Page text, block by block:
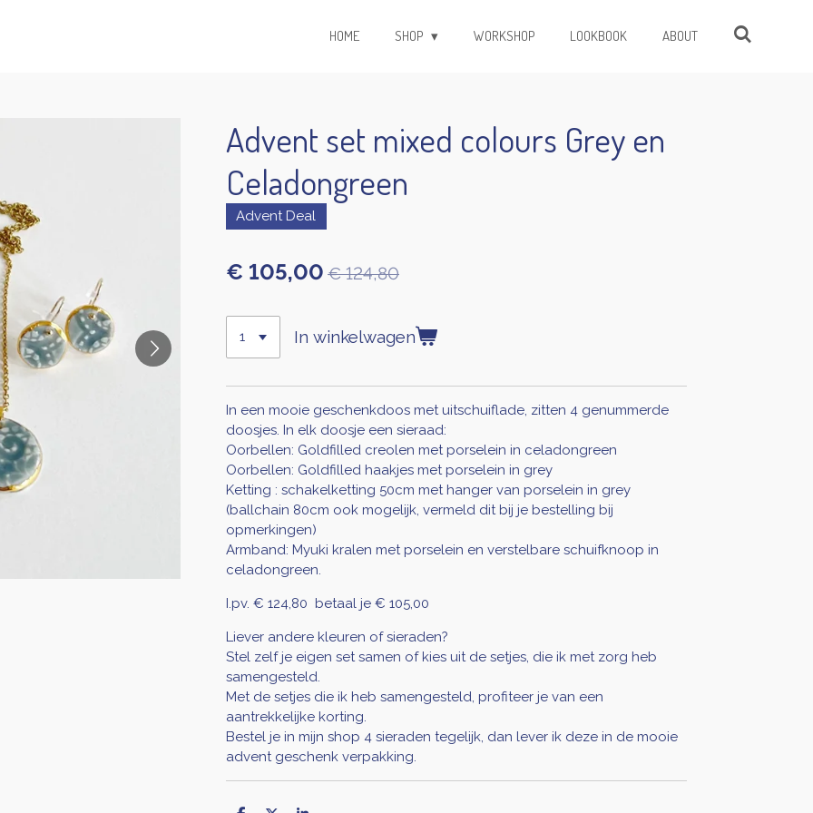
HOME SHOP WORKSHOP LOOKBOOK ABOUT
Advent set mixed colours Grey en
Celadongreen
Advent Deal
€ 105,00 € 124,80
In winkelwagen
In een mooie geschenkdoos met uitschuiflade, zitten 4 genummerde
doosjes. In elk doosje een sieraad:
Oorbellen: Goldfilled creolen met porselein in celadongreen
Oorbellen: Goldfilled haakjes met porselein in grey
Ketting : schakelketting 50cm met hanger van porselein in grey
(ballchain 80cm ook mogelijk, vermeld dit bij je bestelling bij
opmerkingen)
Armband: Myuki kralen met porselein en verstelbare schuifknoop in
celadongreen.
I.pv. € 124,80 betaal je € 105,00
Liever andere kleuren of sieraden?
Stel zelf je eigen set samen of kies uit de setjes, die ik met zorg heb
samengesteld.
Met de setjes die ik heb samengesteld, profiteer je van een
aantrekkelijke korting.
Bestel je in mijn shop 4 sieraden tegelijk, dan lever ik deze in de mooie
advent geschenk verpakking.